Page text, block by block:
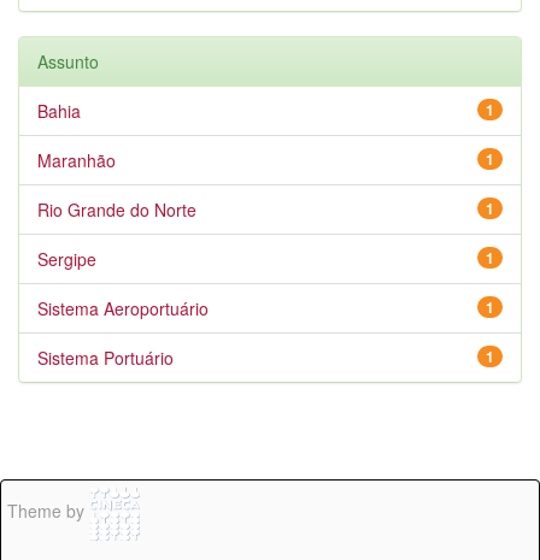
Assunto
1
Bahia
1
Maranhão
1
Rio Grande do Norte
1
Sergipe
1
Sistema Aeroportuário
1
Sistema Portuário
Theme by